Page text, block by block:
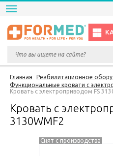
Главная Реабилитационное
Функциональные кровати с
Кровать с электроприводом FS
Кровать с
3130WMF2
Снят с производства